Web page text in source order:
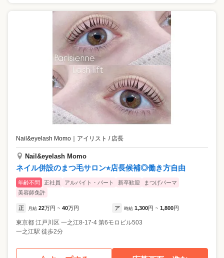
Nail&eyelash Momo アイリスト / 店長
Nail&eyelash Momo
ネイル併設のまつ毛サロン⭐︎店長候補◎働き方自由
年齢不問 正社員 アルバイト・パート 新卒歓迎
まつげパーマ
美容師免許
正 月給 22万円 ~ 40万円 ア 時給 1,300円 ~ 1,800円
東京都 江戸川区 一之江8-17-4 第6モロビル503
一之江駅 徒歩2分